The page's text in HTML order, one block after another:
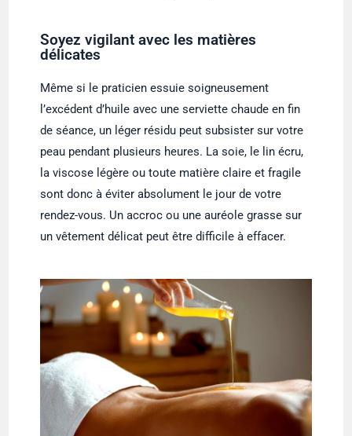
Soyez vigilant avec les matières
délicates
Même si le praticien essuie soigneusement
l’excédent d’huile avec une serviette chaude en fin
de séance, un léger résidu peut subsister sur votre
peau pendant plusieurs heures. La soie, le lin écru,
la viscose légère ou toute matière claire et fragile
sont donc à éviter absolument le jour de votre
rendez-vous. Un accroc ou une auréole grasse sur
un vêtement délicat peut être difficile à effacer.